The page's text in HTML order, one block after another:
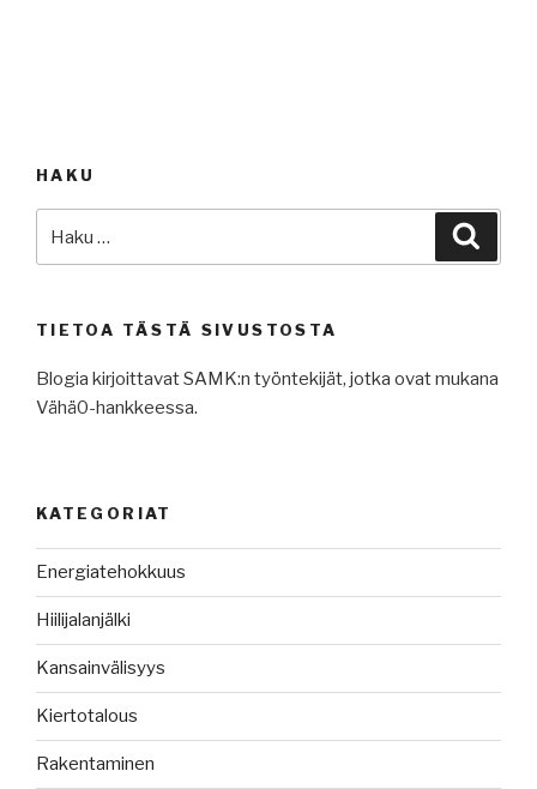
HAKU
TIETOA TÄSTÄ SIVUSTOSTA
Blogia kirjoittavat SAMK:n työntekijät, jotka ovat mukana
Vähä0-hankkeessa.
KATEGORIAT
Energiatehokkuus
Hiilijalanjälki
Kansainvälisyys
Kiertotalous
Rakentaminen